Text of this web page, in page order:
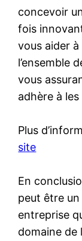
concevoir
fois
vous aider
l’ensemble
vous
adhère à
Plus
site
En
peut être
entreprise
domaine de